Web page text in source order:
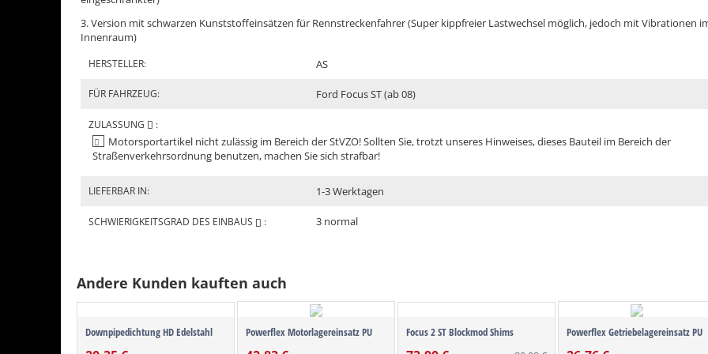
3. Version mit schwarzen Kunststoffeinsätzen für Rennstreckenfahrer (Super kippfreier Lastwechsel möglich, jedoch mit Vibrationen
Innenraum)
HERSTELLER: AS
FÜR FAHRZEUG: Ford Focus ST (ab 08)
ZULASSUNG :
Motorsportartikel nicht zulässig im Bereich der StVZO! Sollten Sie, trotzt unseres Hinweises, dieses Bauteil im Bereich der
Straßenverkehrsordnung benutzen, machen Sie sich strafbar!
LIEFERBAR IN: 1-3 Werktagen
SCHWIERIGKEITSGRAD DES EINBAUS : 3 normal
Andere Kunden kauften auch
Downpipedichtung HD Edelstahl Powerflex Motorlagereinsatz PU Focus 2 ST Blockmod Shims Powerflex Getriebelagereinsatz PU